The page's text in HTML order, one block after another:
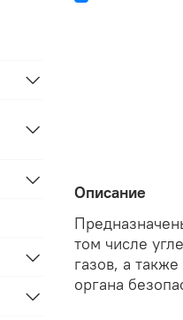
Описание
том числе
газов, а
органа